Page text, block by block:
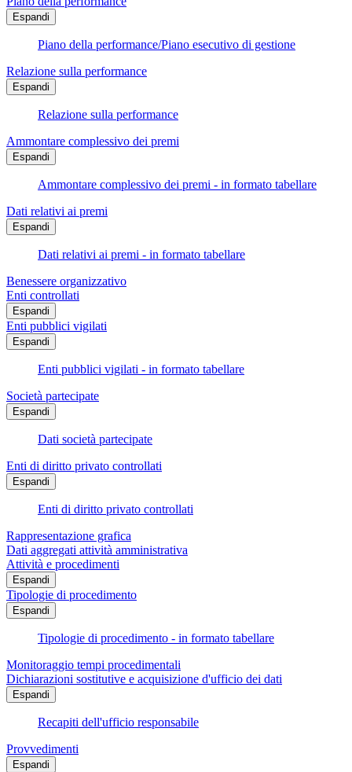
Espandi
Piano della performance/Piano esecutivo di gestione
Relazione sulla performance
Espandi
Relazione sulla performance
Ammontare complessivo dei premi
Espandi
Ammontare complessivo dei premi - in formato tabellare
Dati relativi ai premi
Espandi
Dati relativi ai premi - in formato tabellare
Benessere organizzativo
Enti controllati
Espandi
Enti pubblici vigilati
Espandi
Enti pubblici vigilati - in formato tabellare
Società partecipate
Espandi
Dati società partecipate
Enti di diritto privato controllati
Espandi
Enti di diritto privato controllati
Rappresentazione grafica
Dati aggregati attività amministrativa
Attività e procedimenti
Espandi
Tipologie di procedimento
Espandi
Tipologie di procedimento - in formato tabellare
Monitoraggio tempi procedimentali
Dichiarazioni sostitutive e acquisizione d'ufficio dei dati
Espandi
Recapiti dell'ufficio responsabile
Provvedimenti
Espandi